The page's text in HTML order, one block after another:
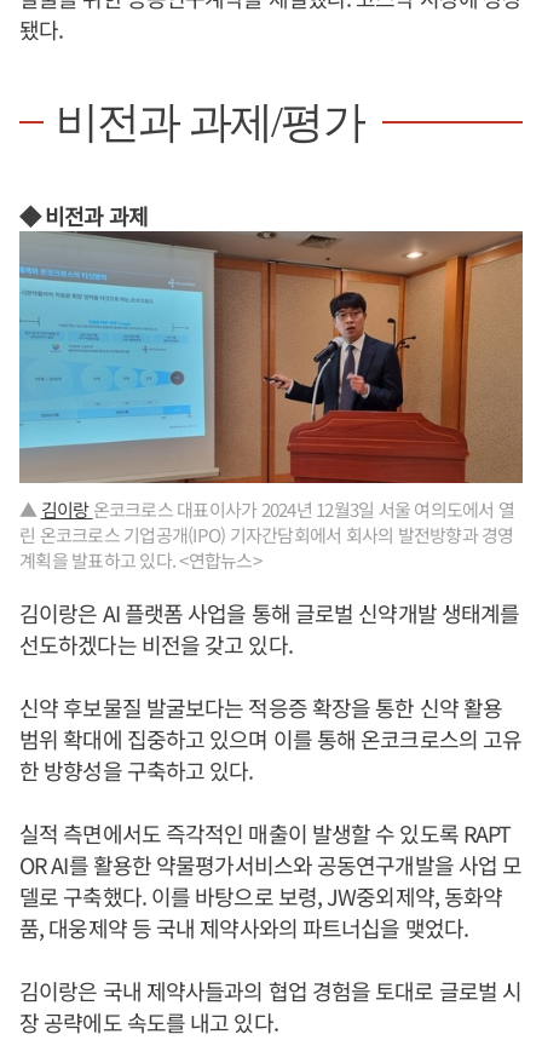
됐다.
비전과 과제/평가
◆ 비전과 과제
▲ 김이랑온코크로스 대표이사가 2024년 12월3일 서울 여의도에서 열
린 온코크로스 기업공개(IPO) 기자간담회에서 회사의 발전방향과 경영
계획을 발표하고 있다. <연합뉴스>
김이랑은 AI 플랫폼 사업을 통해 글로벌 신약개발 생태계를
선도하겠다는 비전을 갖고 있다.
신약 후보물질 발굴보다는 적응증 확장을 통한 신약 활용
범위 확대에 집중하고 있으며 이를 통해 온코크로스의 고유
한 방향성을 구축하고 있다.
실적 측면에서도 즉각적인 매출이 발생할 수 있도록 RAPT
OR AI를 활용한 약물평가서비스와 공동연구개발을 사업 모
델로 구축했다. 이를 바탕으로 보령, JW중외제약, 동화약
품, 대웅제약 등 국내 제약사와의 파트너십을 맺었다.
김이랑은 국내 제약사들과의 협업 경험을 토대로 글로벌 시
장 공략에도 속도를 내고 있다.